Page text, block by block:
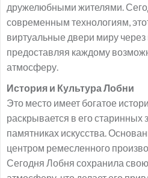
дружелюбными жителями.
современным технологиям,
виртуальные двери миру
предоставляя каждому
атмосферу.
История и Культура Лобни
Это место имеет богатое
раскрывается в его старинных
памятниках искусства.
центром ремесленного
Сегодня Лобня сохранила